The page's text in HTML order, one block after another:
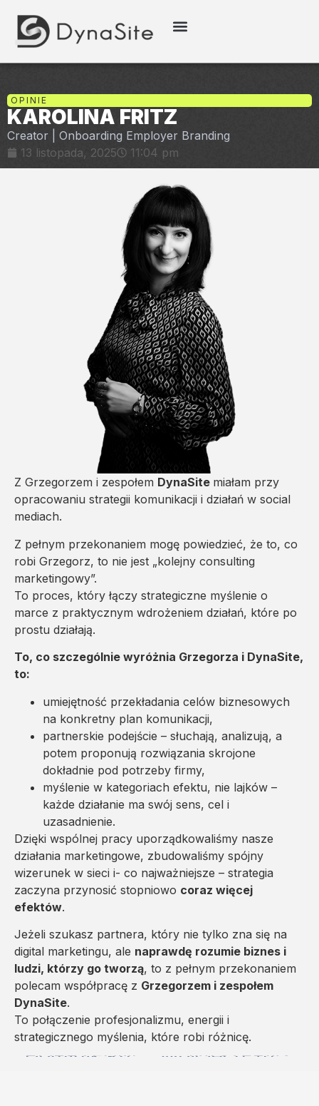
OPINIE
KAROLINA FRITZ
Creator | Onboarding Employer Branding
13 listopada, 2025
11:04 pm
Z Grzegorzem i zespołem DynaSite miałam przy
opracowaniu strategii komunikacji i działań w social
mediach.
Z pełnym przekonaniem mogę powiedzieć, że to, co
robi Grzegorz, to nie jest „kolejny consulting
marketingowy”.
To proces, który łączy strategiczne myślenie o
marce z praktycznym wdrożeniem działań, które po
prostu działają.
To, co szczególnie wyróżnia Grzegorza i DynaSite,
to:
umiejętność przekładania celów biznesowych
na konkretny plan komunikacji,
partnerskie podejście – słuchają, analizują, a
potem proponują rozwiązania skrojone
dokładnie pod potrzeby firmy,
myślenie w kategoriach efektu, nie lajków –
każde działanie ma swój sens, cel i
uzasadnienie.
Dzięki wspólnej pracy uporządkowaliśmy nasze
działania marketingowe, zbudowaliśmy spójny
wizerunek w sieci i- co najważniejsze – strategia
zaczyna przynosić stopniowo coraz więcej
efektów.
Jeżeli szukasz partnera, który nie tylko zna się na
digital marketingu, ale naprawdę rozumie biznes i
ludzi, którzy go tworzą, to z pełnym przekonaniem
polecam współpracę z Grzegorzem i zespołem
DynaSite.
To połączenie profesjonalizmu, energii i
strategicznego myślenia, które robi różnicę.
POPRZEDNIDominik Kubat NASTĘPNY
Wojciech Tuleja